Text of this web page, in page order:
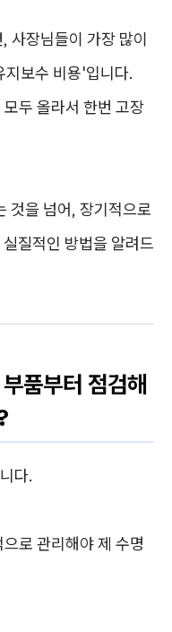
사장님들이 가장 많이
보수 비용'입니다.
두 올라서 한번 고장
것을 넘어, 장기적으로
질적인 방법을 알려드
품부터 점검해
다.
로 관리해야 제 수명